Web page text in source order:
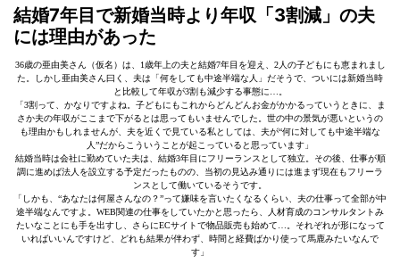
結婚7年目で新婚当時より年収「3割減」の夫
には理由があった
36歳の亜由美さん（仮名）は、1歳年上の夫と結婚7年目を迎え、2人の子どもにも恵まれまし
た。しかし亜由美さん曰く、夫は「何をしても中途半端な人」だそうで、ついには新婚当時
と比較して年収が3割も減少する事態に…。
「3割って、かなりですよね。子どもにもこれからどんどんお金がかかるっていうときに、ま
さか夫の年収がここまで下がるとは思ってもいませんでした。世の中の景気が悪いというの
も理由かもしれませんが、夫を近くで見ている私としては、夫が“何に対しても中途半端な
人”だからこういうことが起こっていると思っています」
結婚当時は会社に勤めていた夫は、結婚3年目にフリーランスとして独立。その後、仕事が順
調に進めば法人を設立する予定だったものの、当初の見込み通りには進まず現在もフリーラ
ンスとして働いているそうです。
「しかも、“あなたは何屋さんなの？”って嫌味を言いたくなるくらい、夫の仕事って全部が中
途半端なんですよ。WEB関連の仕事をしていたかと思ったら、人材育成のコンサルタントみ
たいなことにも手を出すし、さらにECサイトで物品販売も始めて…。それぞれが形になって
いればいいんですけど、どれも結果が伴わず、時間と経費ばかり使って馬鹿みたいなんで
す」